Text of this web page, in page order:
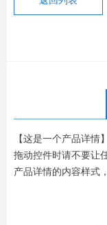
【这是一个产品详情
拖动控件时请不要让
产品详情的内容样式